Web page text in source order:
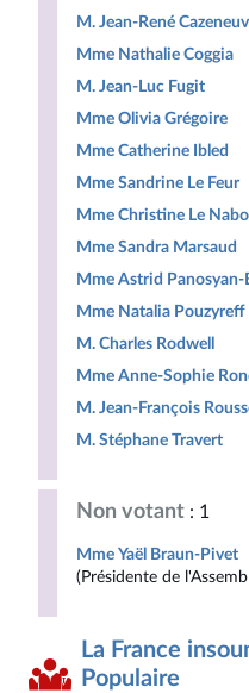
M. Jean-René
Mme Nathalie Coggia
M. Jean-Luc Fugit
Mme Olivia Grégoire
Mme Catherine Ibled
Mme Sandrine Le Feur
Mme Christine Le
Mme Sandra Marsaud
Mme Astrid
Mme Natalia Pouzyreff
M. Charles Rodwell
Mme Anne-Sophie
M. Jean-François
M. Stéphane Travert
Non votant : 1
Mme Yaël Braun-Pivet
(Présidente de
La France
Populaire